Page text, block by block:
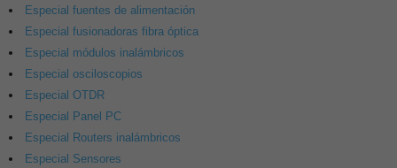
Especial fuentes de alimentación
Especial fusionadoras fibra óptica
Especial módulos inalámbricos
Especial osciloscopios
Especial OTDR
Especial Panel PC
Especial Routers inalámbricos
Especial Sensores